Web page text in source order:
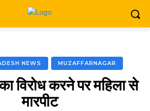
NEWS MUZAFFARNAGAR
विरोध करने पर महिला से
मारपीट